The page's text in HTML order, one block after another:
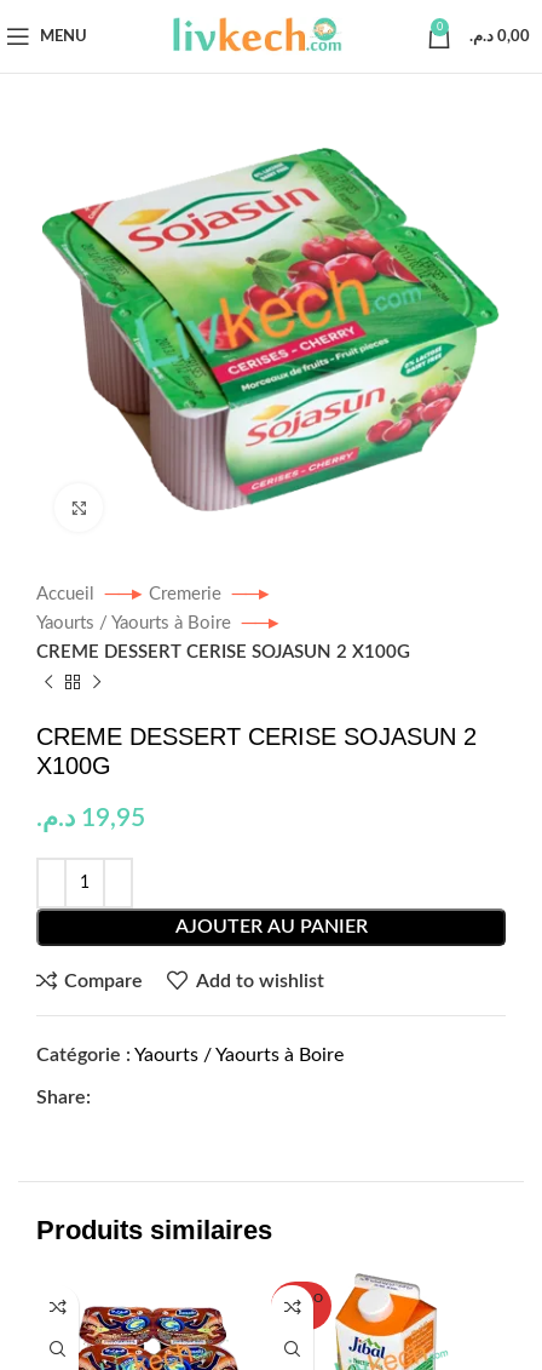
MENU
0
0,00 د.م.
Click to enlarge
Accueil
Cremerie
Yaourts / Yaourts à Boire
CREME DESSERT CERISE SOJASUN 2 X100G
CREME DESSERT CERISE SOJASUN 2
X100G
19,95 د.م.
AJOUTER AU PANIER
Compare Add to wishlist
Catégorie : Yaourts / Yaourts à Boire
Share:
Produits similaires
SOLD O
UT